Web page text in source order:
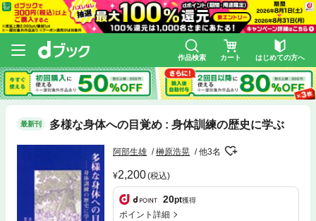
作品検索 カート はじめての方へ
最新刊 多様な身体への目覚め : 身体訓練の歴史に学ぶ
阿部生雄 榊原浩晃 他3名
2,200(税込)
20pt獲得
ポイント詳細